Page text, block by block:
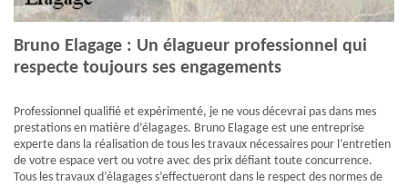
Bruno Elagage : Un élagueur professionnel qui
respecte toujours ses engagements
Professionnel qualifié et expérimenté, je ne vous décevrai pas dans mes
prestations en matière d’élagages. Bruno Elagage est une entreprise
experte dans la réalisation de tous les travaux nécessaires pour l’entretien
de votre espace vert ou votre avec des prix défiant toute concurrence.
Tous les travaux d’élagages s’effectueront dans le respect des normes de